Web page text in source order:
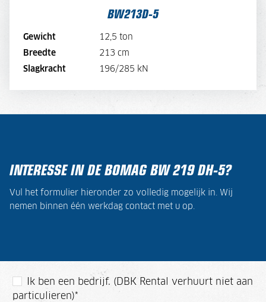
BW213D-5
Gewicht
12,5 ton
Breedte
213 cm
Slagkracht
196/285 kN
DIRECT AANVRAGEN
INTERESSE IN DE BOMAG BW 219 DH-5?
Vul het formulier hieronder zo volledig mogelijk in. Wij
nemen binnen één werkdag contact met u op.
Ik ben een bedrijf. (DBK Rental verhuurt niet aan
particulieren)*